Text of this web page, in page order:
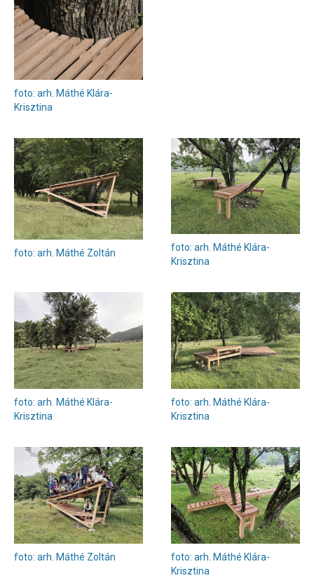
foto: arh. Máthé Klára-
Krisztina
foto: arh. Máthé Zoltán
foto: arh. Máthé Klára-
Krisztina
foto: arh. Máthé Klára-
Krisztina
foto: arh. Máthé Klára-
Krisztina
foto: arh. Máthé Zoltán
foto: arh. Máthé Klára-
Krisztina